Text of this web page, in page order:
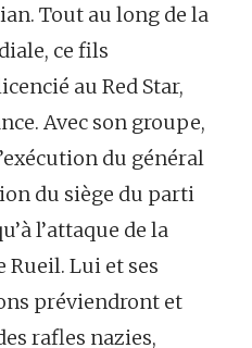
Tout au long de la
ce fils
au Red Star,
Avec son groupe,
du général
du siège du parti
l’attaque de la
Rueil. Lui et ses
préviendront et
rafles nazies,